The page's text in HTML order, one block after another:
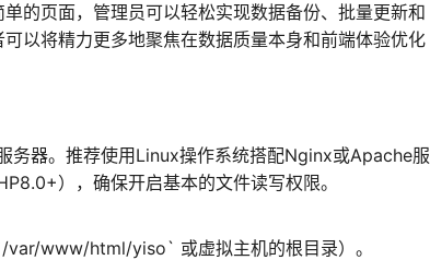
的页面，管理员可以轻松实现数据备份、批量更新和
以将精力更多地聚焦在数据质量本身和前端体验优化
务器。推荐使用Linux操作系统搭配Nginx或Apache服
），确保开启基本的文件读写权限。
var/www/html/yiso` 或虚拟主机的根目录）。